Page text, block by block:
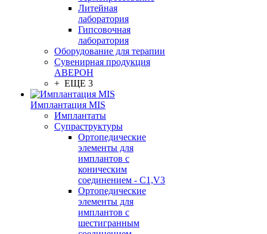
Литейная
лаборатория
Гипсовочная
лаборатория
Оборудование для терапии
Сувенирная продукция
АВЕРОН
+ ЕЩЕ 3
Имплантация MIS
Имплантаты
Супраструктуры
Ортопедические
элементы для
имплантов с
коническим
соединением - C1,V3
Ортопедические
элементы для
имплантов с
шестигранным